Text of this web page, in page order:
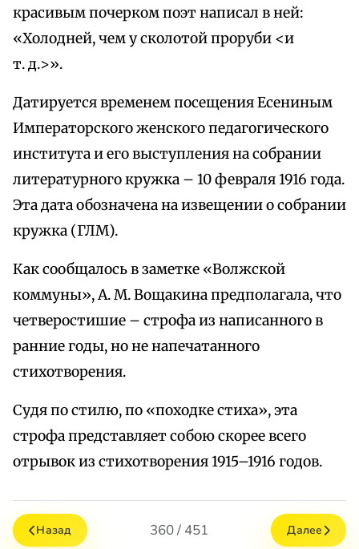
красивым почерком поэт написал в ней:
«Холодней, чем у сколотой проруби <и
т. д.>».
Датируется временем посещения Есениным
Императорского женского педагогического
института и его выступления на собрании
литературного кружка – 10 февраля 1916 года.
Эта дата обозначена на извещении о собрании
кружка (ГЛМ).
Как сообщалось в заметке «Волжской
коммуны», А. М. Вощакина предполагала, что
четверостишие – строфа из написанного в
ранние годы, но не напечатанного
стихотворения.
Судя по стилю, по «походке стиха», эта
строфа представляет собою скорее всего
отрывок из стихотворения 1915–1916 годов.
Назад 360 / 451 Далее